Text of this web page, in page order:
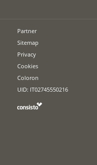
Partner
Sitemap
Privacy
Cookies
Coloron
UID: IT02745550216